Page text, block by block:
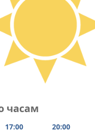
часам
17:00 20:00